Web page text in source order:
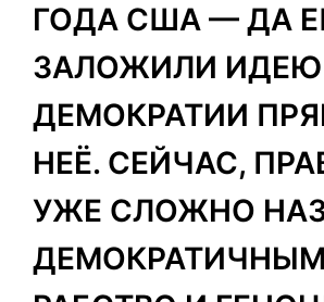
ГОДА США — ДА
ЗАЛОЖИЛИ ИДЕЮ
ДЕМОКРАТИИ
НЕЁ. СЕЙЧАС,
УЖЕ СЛОЖНО